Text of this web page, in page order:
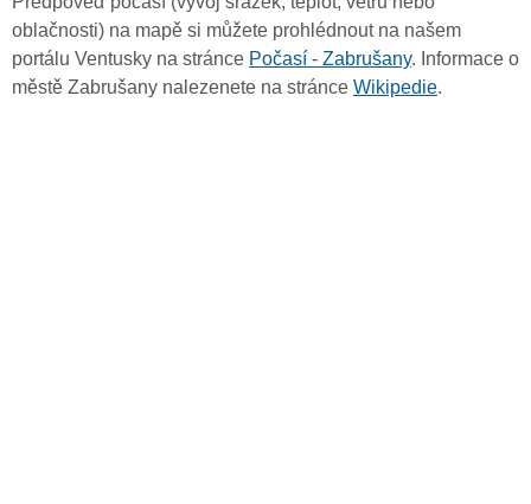
oblačnosti) na mapě si můžete prohlédnout na našem
portálu Ventusky na stránce Počasí - Zabrušany. Informace o
městě Zabrušany nalezenete na stránce Wikipedie.